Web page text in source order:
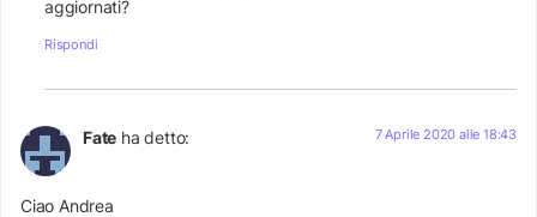
aggiornati?
Rispondi
Fate ha detto: 7 Aprile 2020 alle 18:43
Ciao Andrea